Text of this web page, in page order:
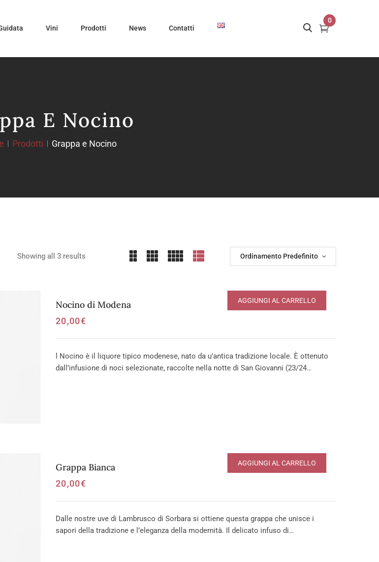
Vini Prodotti News Contatti
0
E Nocino
Prodotti Grappa e Nocino
Showing all 3 results Ordinamento Predefinito
Nocino di Modena
20,00€
AGGIUNGI AL CARRELLO
l Nocino è il liquore tipico modenese, nato da u’antica tradizione locale. È ottenuto
dall’infusione di noci selezionate, raccolte nella notte di San Giovanni (23/24…
Grappa Bianca
20,00€
AGGIUNGI AL CARRELLO
Dalle nostre uve di Lambrusco di Sorbara si ottiene questa grappa che unisce i
sapori della tradizione e l’eleganza della modernità. Il delicato infuso di…